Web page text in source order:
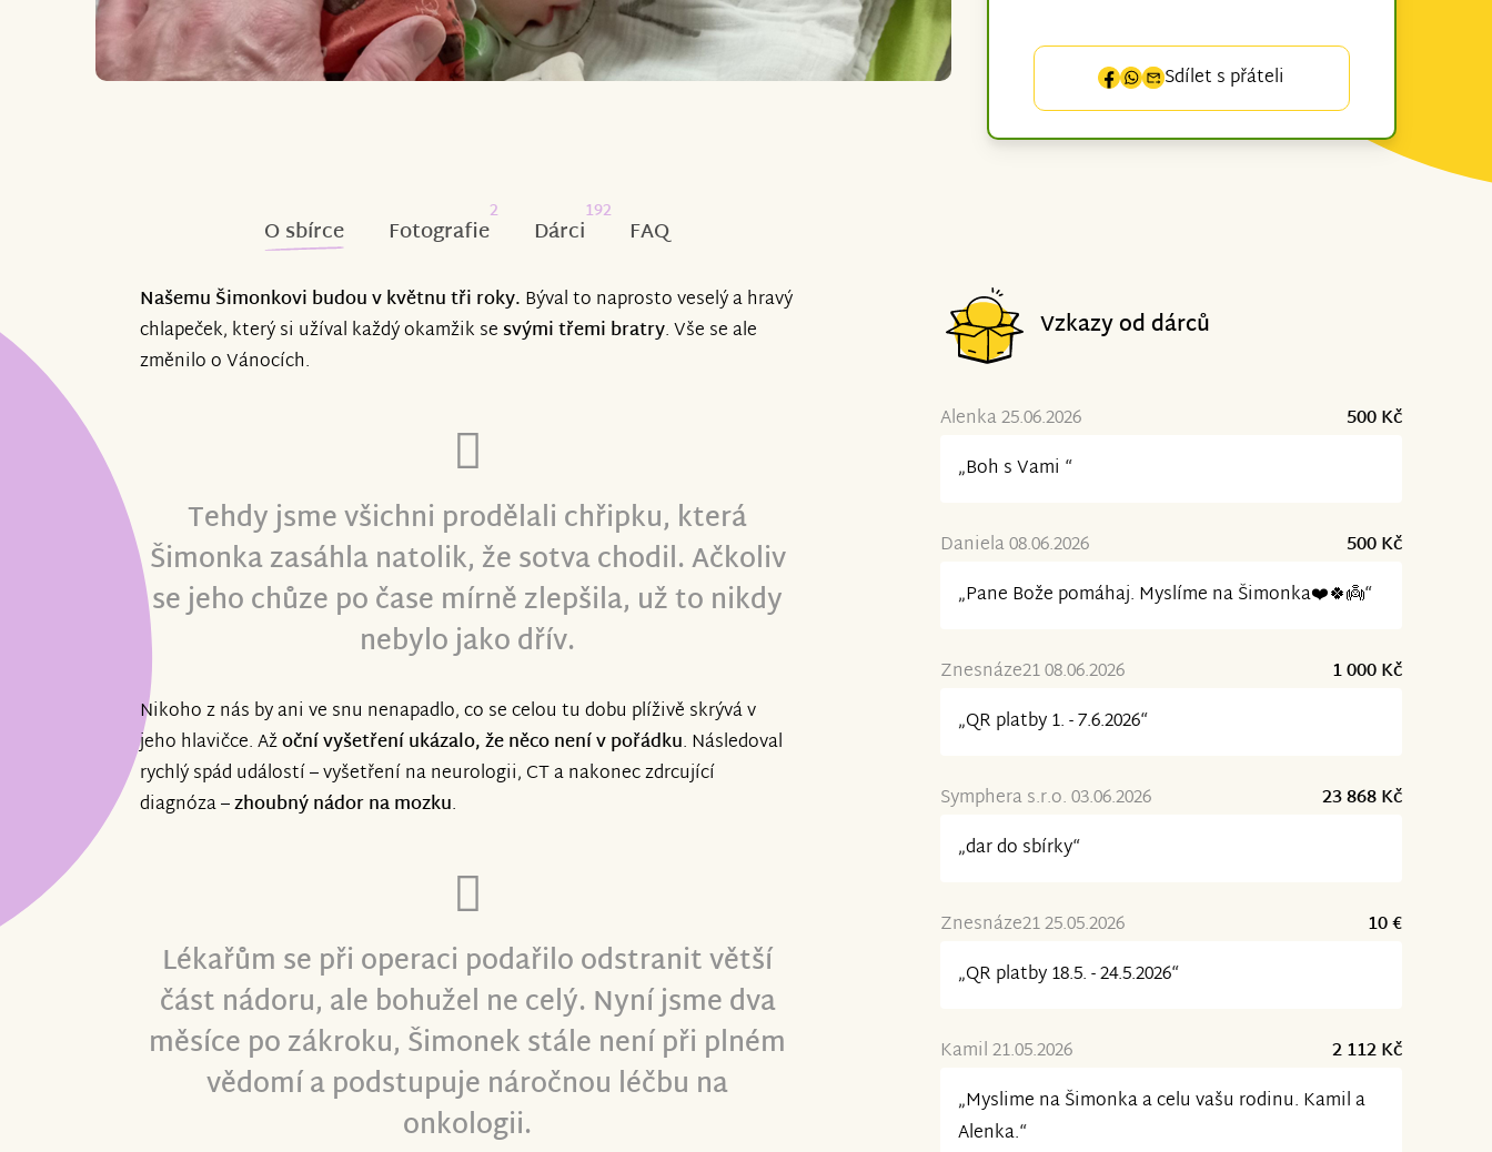
Sdílet s přáteli
O sbírce Fotografie
2
Dárci
192
FAQ
Našemu Šimonkovi budou v květnu tři roky. Býval to naprosto veselý a hravý
chlapeček, který si užíval každý okamžik sesvými třemi bratry. Vše se ale
změnilo o Vánocích.
Tehdy jsme všichni prodělali chřipku, která
Šimonka zasáhla natolik, že sotva chodil. Ačkoliv
se jeho chůze po čase mírně zlepšila, už to nikdy
nebylo jako dřív.
Nikoho z nás by ani ve snu nenapadlo, co se celou tu dobu plíživě skrývá v
jeho hlavičce. Ažoční vyšetření ukázalo, že něco není v pořádku. Následoval
rychlý spád událostí – vyšetření na neurologii, CT a nakonec zdrcující
diagnóza –zhoubný nádor na mozku.
Lékařům se při operaci podařilo odstranit větší
část nádoru, ale bohužel ne celý. Nyní jsme dva
měsíce po zákroku, Šimonek stále není při plném
vědomí a podstupuje náročnou léčbu na
onkologii.
Vzkazy od dárců
Alenka 25.06.2026
500 Kč
„Boh s Vami “
Daniela 08.06.2026
500 Kč
„Pane Bože pomáhaj. Myslíme na Šimonka❤️🍀👼“
Znesnáze21 08.06.2026
1 000 Kč
„QR platby 1. - 7.6.2026“
Symphera s.r.o. 03.06.2026
23 868 Kč
„dar do sbírky“
Znesnáze21 25.05.2026
10 €
„QR platby 18.5. - 24.5.2026“
Kamil 21.05.2026
2 112 Kč
„Myslime na Šimonka a celu vašu rodinu. Kamil a
Alenka.“